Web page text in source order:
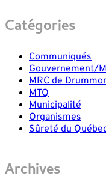
Catégories
Communiqués
Gouvernement/
MRC de
MTQ
Municipalité
Organismes
Sûreté du
Archives